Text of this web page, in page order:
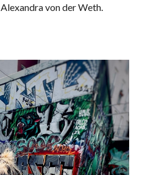
von der Weth.